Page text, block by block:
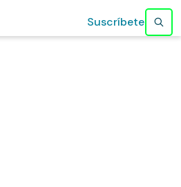
Suscríbete